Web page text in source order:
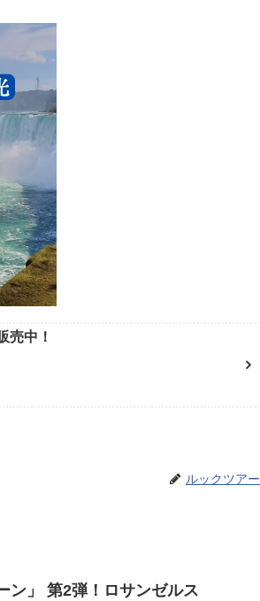
売中！
ルックツアー
ン」 第2弾！ロサンゼルス